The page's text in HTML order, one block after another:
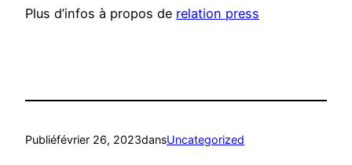
Plus d’infos à propos de relation press
Publiéfévrier 26, 2023dansUncategorized